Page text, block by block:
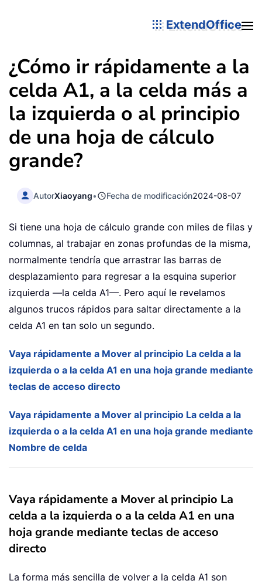
ExtendOffice
¿Cómo ir rápidamente a la
celda A1, a la celda más a
la izquierda o al principio
de una hoja de cálculo
grande?
AutorXiaoyang• Fecha de modificación2024-08-07
Si tiene una hoja de cálculo grande con miles de filas y
columnas, al trabajar en zonas profundas de la misma,
normalmente tendría que arrastrar las barras de
desplazamiento para regresar a la esquina superior
izquierda —la celda A1—. Pero aquí le revelamos
algunos trucos rápidos para saltar directamente a la
celda A1 en tan solo un segundo.
Vaya rápidamente a Mover al principio La celda a la
izquierda o a la celda A1 en una hoja grande mediante
teclas de acceso directo
Vaya rápidamente a Mover al principio La celda a la
izquierda o a la celda A1 en una hoja grande mediante
Nombre de celda
Vaya rápidamente a Mover al principio La
celda a la izquierda o a la celda A1 en una
hoja grande mediante teclas de acceso
directo
La forma más sencilla de volver a la celda A1 son